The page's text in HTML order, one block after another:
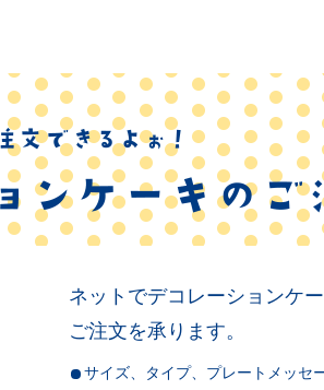
ネットでデコレーションケ
ご注文を承ります。
サイズ、タイプ、プレートメッセ